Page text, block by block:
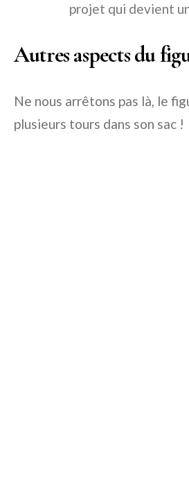
projet qui devient
Autres aspects du
Ne nous arrêtons pas là, le
plusieurs tours dans son sac !